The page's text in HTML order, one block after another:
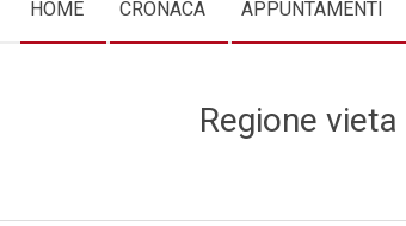
Navigation
Menu
HOME CRONACA APPUNTAMENTI
Regione